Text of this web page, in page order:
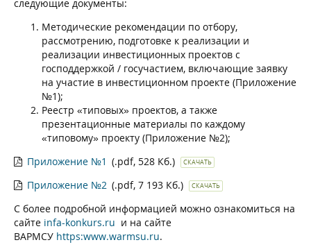
следующие документы:
Методические рекомендации по отбору,
рассмотрению, подготовке к реализации и
реализации инвестиционных проектов с
господдержкой / госучастием, включающие заявку
на участие в инвестиционном проекте (Приложение
№1);
Реестр «типовых» проектов, а также
презентационные материалы по каждому
«типовому» проекту (Приложение №2);
Приложение №1 (.pdf, 528 Кб.) СКАЧАТЬ
Приложение №2 (.pdf, 7 193 Кб.) СКАЧАТЬ
С более подробной информацией можно ознакомиться на
сайте infa-konkurs.ru и на сайте
ВАРМСУ https:www.warmsu.ru.